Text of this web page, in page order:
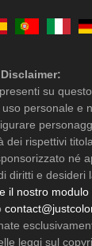
Disclaimer:
su
personale e
dei rispettivi
né
diritti e desideri
il nostro modulo
leggi sul